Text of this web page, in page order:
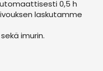
0,5 h
laskutamme
imurin.